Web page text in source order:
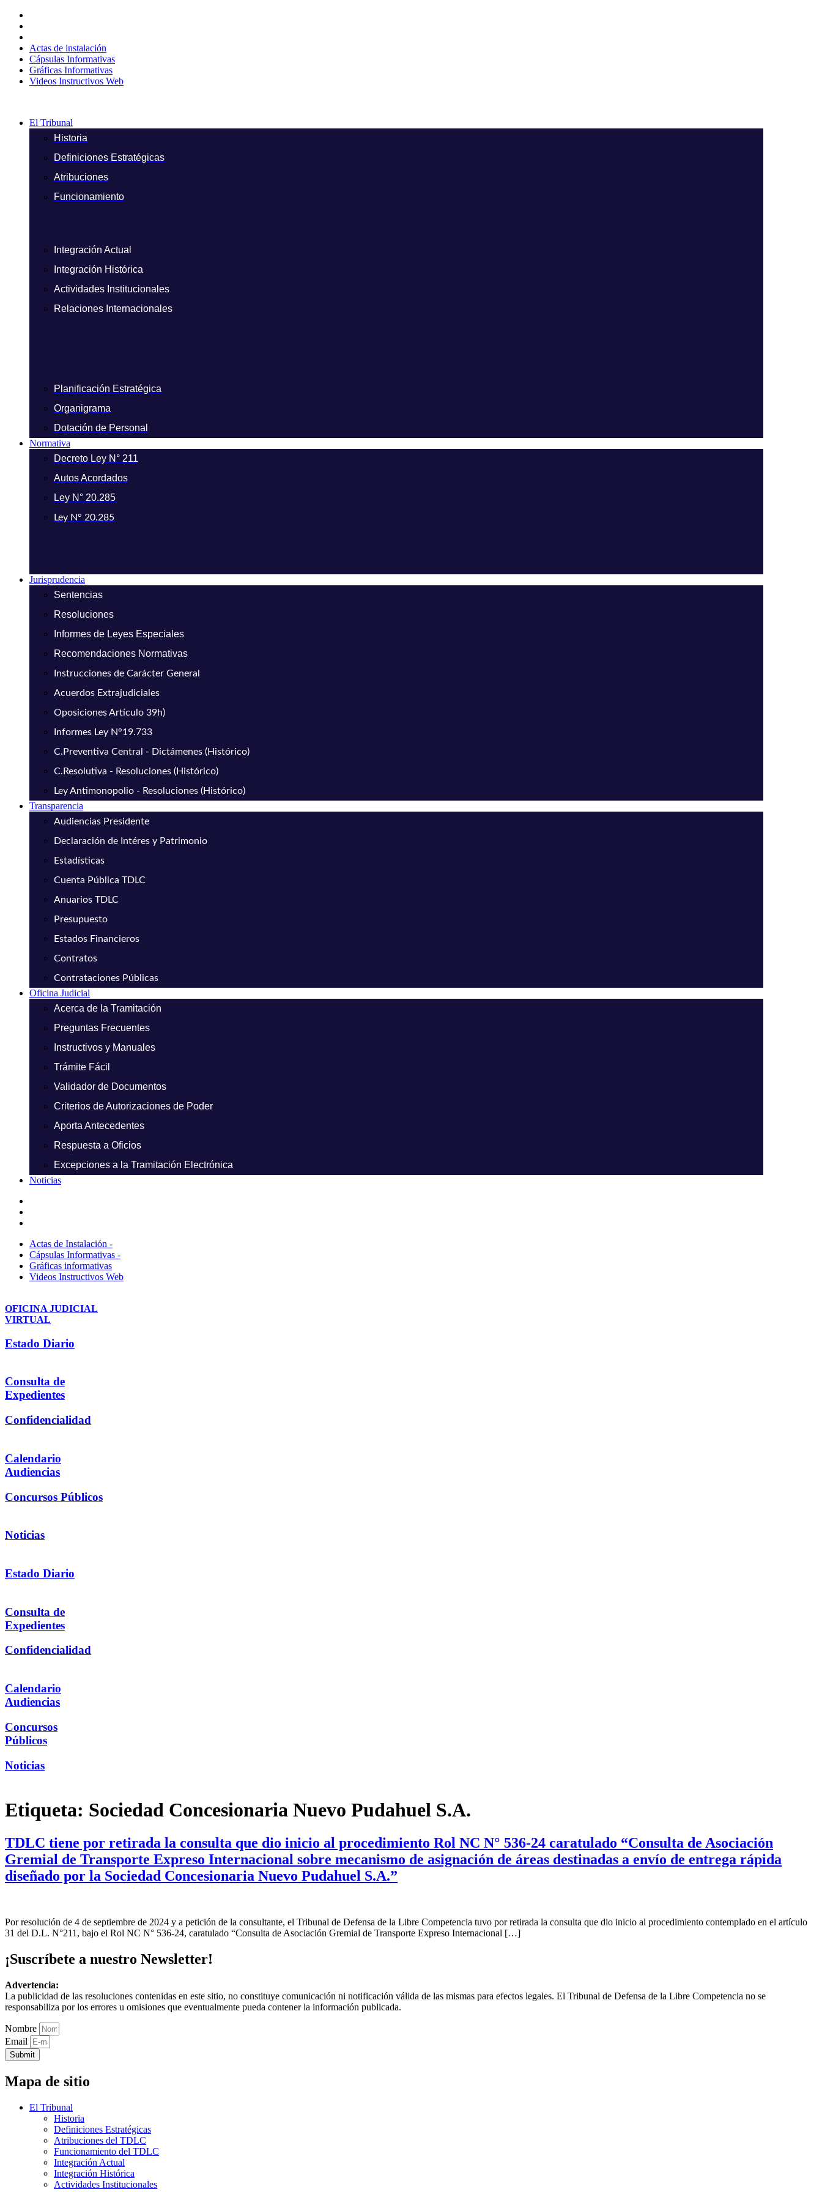
contenido
Actas de instalación
Cápsulas Informativas
Gráficas Informativas
Videos Instructivos Web
El Tribunal
Historia
Definiciones Estratégicas
Atribuciones
Funcionamiento
Integración Actual
Integración Histórica
Actividades Institucionales
Relaciones Internacionales
Planificación Estratégica
Organigrama
Dotación de Personal
Normativa
Decreto Ley N° 211
Autos Acordados
Ley N° 20.285
Ley N° 20.285
Jurisprudencia
Sentencias
Resoluciones
Informes de Leyes Especiales
Recomendaciones Normativas
Instrucciones de Carácter General
Acuerdos Extrajudiciales
Oposiciones Artículo 39h)
Informes Ley N°19.733
C.Preventiva Central - Dictámenes (Histórico)
C.Resolutiva - Resoluciones (Histórico)
Ley Antimonopolio - Resoluciones (Histórico)
Transparencia
Audiencias Presidente
Declaración de Intéres y Patrimonio
Estadísticas
Cuenta Pública TDLC
Anuarios TDLC
Presupuesto
Estados Financieros
Contratos
Contrataciones Públicas
Oficina Judicial
Acerca de la Tramitación
Preguntas Frecuentes
Instructivos y Manuales
Trámite Fácil
Validador de Documentos
Criterios de Autorizaciones de Poder
Aporta Antecedentes
Respuesta a Oficios
Excepciones a la Tramitación Electrónica
Noticias
Actas de Instalación -
Cápsulas Informativas -
Gráficas informativas
Videos Instructivos Web
OFICINA JUDICIAL
VIRTUAL
Estado Diario
Consulta de
Expedientes
Confidencialidad
Calendario
Audiencias
Concursos Públicos
Noticias
Estado Diario
Consulta de
Expedientes
Confidencialidad
Calendario
Audiencias
Concursos
Públicos
Noticias
Etiqueta: Sociedad Concesionaria Nuevo Pudahuel S.A.
TDLC tiene por retirada la consulta que dio inicio al procedimiento Rol NC N° 536-24 caratulado “Consulta de Asociación
Gremial de Transporte Expreso Internacional sobre mecanismo de asignación de áreas destinadas a envío de entrega rápida
diseñado por la Sociedad Concesionaria Nuevo Pudahuel S.A.”
Por resolución de 4 de septiembre de 2024 y a petición de la consultante, el Tribunal de Defensa de la Libre Competencia tuvo por retirada la consulta que dio inicio al procedimiento contemplado en el artículo
31 del D.L. N°211, bajo el Rol NC N° 536-24, caratulado “Consulta de Asociación Gremial de Transporte Expreso Internacional […]
¡Suscríbete a nuestro Newsletter!
Advertencia:
La publicidad de las resoluciones contenidas en este sitio, no constituye comunicación ni notificación válida de las mismas para efectos legales. El Tribunal de Defensa de la Libre Competencia no se
responsabiliza por los errores u omisiones que eventualmente pueda contener la información publicada.
Nombre
Email
Submit
Mapa de sitio
El Tribunal
Historia
Definiciones Estratégicas
Atribuciones del TDLC
Funcionamiento del TDLC
Integración Actual
Integración Histórica
Actividades Institucionales